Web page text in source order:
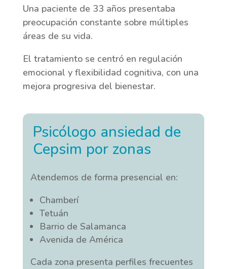
Una paciente de 33 años presentaba
preocupación constante sobre múltiples
áreas de su vida.
El tratamiento se centró en regulación
emocional y flexibilidad cognitiva, con una
mejora progresiva del bienestar.
Psicólogo ansiedad de
Cepsim por zonas
Atendemos de forma presencial en:
Chamberí
Tetuán
Barrio de Salamanca
Avenida de América
Cada zona presenta perfiles frecuentes